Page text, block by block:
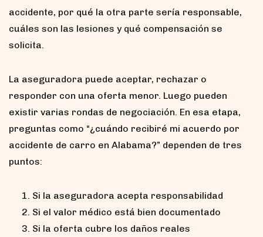
accidente, por qué la otra parte sería responsable,
cuáles son las lesiones y qué compensación se
solicita.
La aseguradora puede aceptar, rechazar o
responder con una oferta menor. Luego pueden
existir varias rondas de negociación. En esa etapa,
preguntas como “¿cuándo recibiré mi acuerdo por
accidente de carro en Alabama?” dependen de tres
puntos:
Si la aseguradora acepta responsabilidad
Si el valor médico está bien documentado
Si la oferta cubre los daños reales